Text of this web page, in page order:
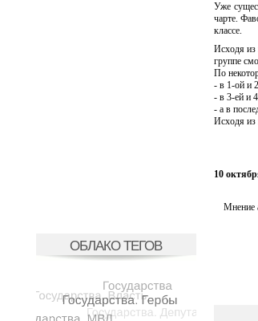
ОБЛАКО ТЕГОВ
Уже
чарте.
классе.
Исходя из
группе
По
- в 1-ой и
- в 3-ей и
- а в
Исходя из
10
Мнение